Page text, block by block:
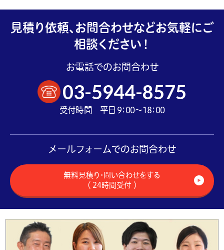
見積り依頼、お問合わせなどお気軽にご
相談ください！
お電話でのお問合わせ
03-5944-8575
受付時間 平日 9：00～18：00
メールフォームでのお問合わせ
無料見積り・問い合わせをする
（ 24時間受付 ）